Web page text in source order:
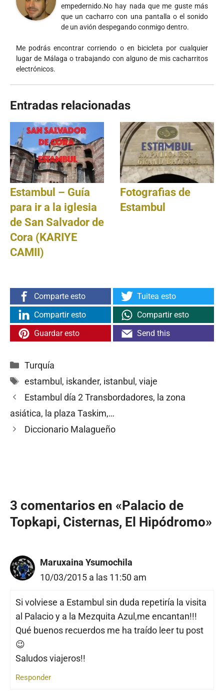
empedernido.No hay nada que me guste más
que un cacharro con una pantalla o el sonido
de un avión despegando conmigo dentro.
Me podrás encontrar corriendo o en bicicleta por cualquier
lugar de Málaga o trabajando con alguno de mis cacharritos
electrónicos.
Entradas relacionadas
Estambul – Guía
para ir a la iglesia
de San Salvador de
Cora (KARIYE
CAMII)
Fotografias de
Estambul
Comparte esto
Tuitea esto
Compartir esto
Compartir esto
Guardar esto
Send this
Categorías
Turquía
Etiquetas
estambul , iskander, istanbul , viaje
Estambul día 2 Transbordadores, la zona
asiática, la plaza Taskim,…
Diccionario Malagueño
3 comentarios en «Palacio de
Topkapi, Cisternas, El Hipódromo»
Maruxaina Ysumochila
10/03/2015 a las 11:50 am
Si volviese a Estambul sin duda repetiría la visita
al Palacio y a la Mezquita Azul,me encantan!!!
Qué buenos recuerdos me ha traído leer tu post
😉
Saludos viajeros!!
Responder